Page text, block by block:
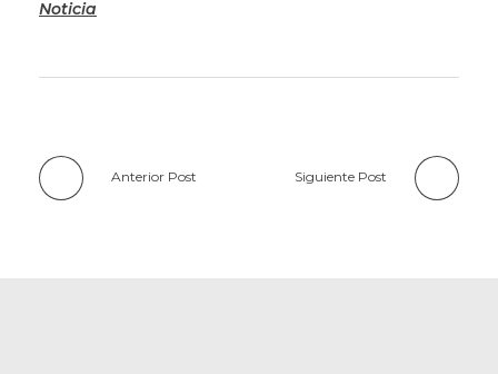
Noticia
Anterior Post Siguiente Post